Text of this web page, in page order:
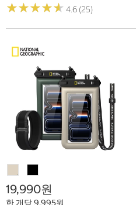
★★★★★
★★★★★ 4.6 (25)
19,990원
한 개당 9,995원